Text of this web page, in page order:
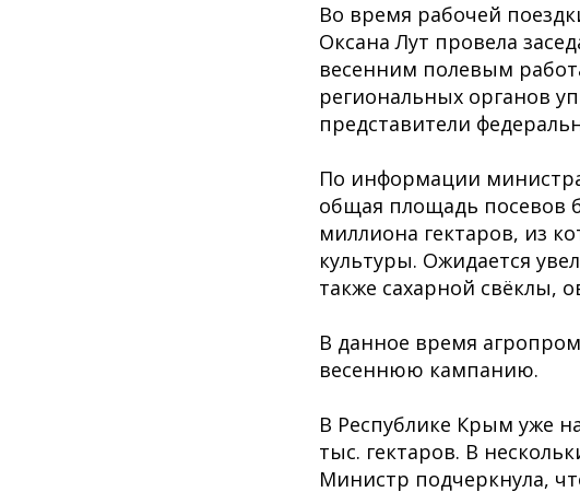
Во время рабочей
Оксана Лут провела
весенним полевым
региональных органов
представители
По информации министра
общая площадь посевов
миллиона гектаров, из
культуры. Ожидается
также сахарной свёклы,
В данное время
весеннюю кампанию.
В Республике Крым уже
тыс. гектаров. В
Министр подчеркнула,